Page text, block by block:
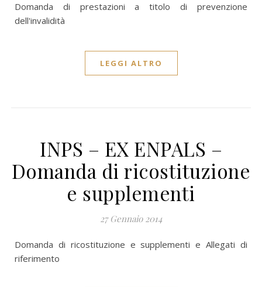
Domanda di prestazioni a titolo di prevenzione
dell'invalidità
LEGGI ALTRO
INPS – EX ENPALS –
Domanda di ricostituzione
e supplementi
27 Gennaio 2014
Domanda di ricostituzione e supplementi e Allegati di
riferimento